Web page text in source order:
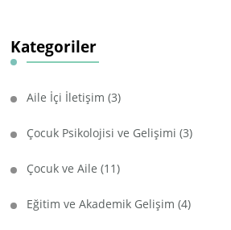
Kategoriler
Aile İçi İletişim (3)
Çocuk Psikolojisi ve Gelişimi (3)
Çocuk ve Aile (11)
Eğitim ve Akademik Gelişim (4)